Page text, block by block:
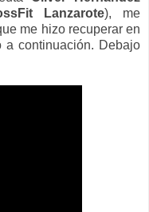
Lanzarote), me
me hizo recuperar en
continuación. Debajo